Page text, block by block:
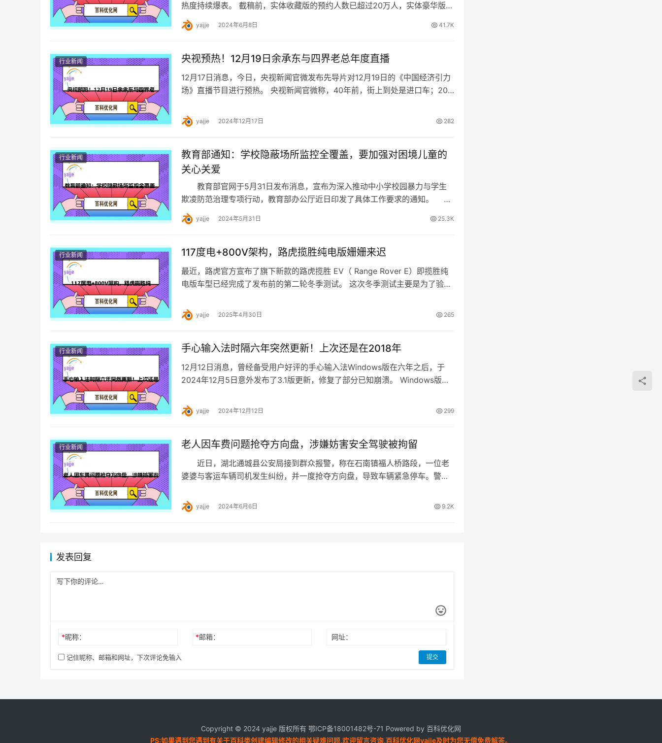
热度持续爆表。 截稿前，实体收藏版的预约人数已超过20万人，实体豪华版预
约人数也超过11万人，两个版本的预约…
yajje 2024年6月8日 41.7K
行业新闻 央视预热！12月19日余承东与四界老总年度直播
12月17日消息，今日，央视新闻官微发布先导片对12月19日的《中国经济引力
场》直播节目进行预热。 央视新闻官微称，40年前，街上到处是进口车；20
yajje 2024年12月17日 282
行业新闻
教育部通知：学校隐蔽场所监控全覆盖，要加强对困境儿童的
关心关爱
教育部官网于5月31日发布消息，宣布为深入推动中小学校园暴力与学生
欺凌防范治理专项行动，教育部办公厅近日印发了具体工作要求的通知。
通知中明确指出，各学校需成立学生欺凌治理…
yajje 2024年5月31日 25.3K
行业新闻 117度电+800V架构，路虎揽胜纯电版姗姗来迟
最近，路虎官方宣布了旗下新款的路虎揽胜 EV（ Range Rover E）即揽胜纯
电版车型已经完成了发布前的第二轮冬季测试。 这次冬季测试主要是为了验证
yajje 2025年4月30日 265
行业新闻 手心输入法时隔六年突然更新！上次还是在2018年
12月12日消息，曾经备受用户好评的手心输入法Windows版在六年之后，于
2024年12月5日意外发布了3.1版更新，修复了部分已知崩溃。 Windows版上
yajje 2024年12月12日 299
行业新闻 老人因车费问题抢夺方向盘，涉嫌妨害安全驾驶被拘留
近日，湖北通城县公安局接到群众报警，称在石南镇福人桥路段，一位老
婆婆与客运车辆司机发生纠纷，并一度抢夺方向盘，导致车辆紧急停车。警方
yajje 2024年6月6日 9.2K
发表回复
*昵称： *邮箱： 网址：
记住昵称、邮箱和网址，下次评论免输入 提交
Copyright © 2024 yajje 版权所有 鄂ICP备18001482号-71 Powered by 百科优化网
PS:如果遇到您遇到有关于百科类创建编辑修改的相关疑难问题,欢迎留言咨询,百科优化网yajje及时为您无偿免费解答。